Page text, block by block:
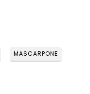
MASCARPONE